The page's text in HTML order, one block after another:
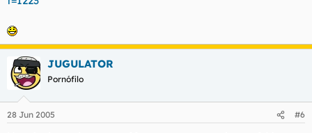
JUGULATOR
Pornófilo
28 Jun 2005 #6